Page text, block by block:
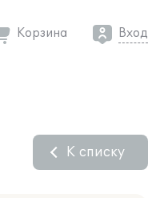
Корзина Вход
К списку